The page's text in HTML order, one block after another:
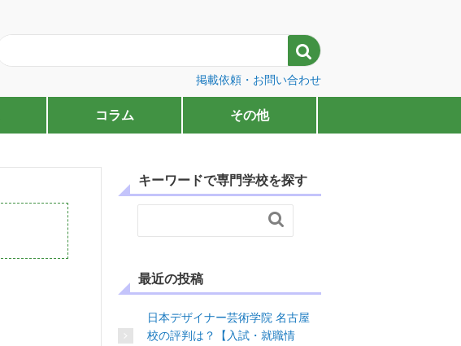

掲載依頼・お問い合わせ
コラム その他
キーワードで専門学校を探す

最近の投稿
日本デザイナー芸術学院 名古屋
校の評判は？【入試・就職情